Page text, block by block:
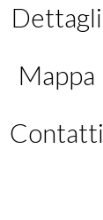
Dettagli
Mappa
Contatti